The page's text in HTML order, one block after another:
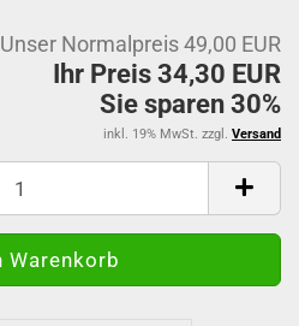
Unser Normalpreis 49,00 EUR
Ihr Preis 34,30 EUR
Sie sparen 30%
inkl. 19% MwSt. zzgl. Versand